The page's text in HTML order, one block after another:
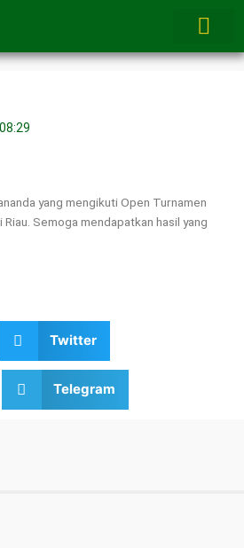
08:29
yang mengikuti Open Turnamen
Semoga mendapatkan hasil yang
Twitter
Telegram